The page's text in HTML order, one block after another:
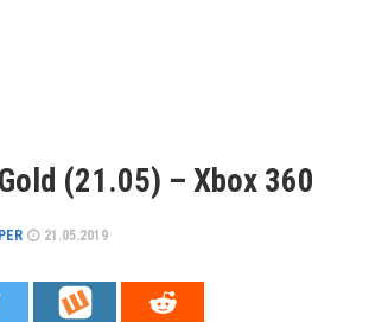
(21.05) – Xbox 360
21.05.2019